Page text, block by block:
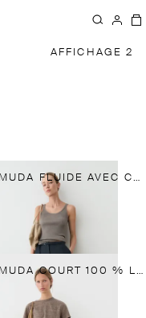
AFFICHAGE 2
BERMUDA FLUIDE AVEC CEINTURE EN LIN ET COTON
BERMUDA COURT 100 % LIN